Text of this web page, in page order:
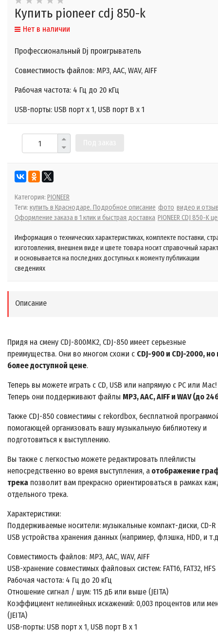
Купить pioneer cdj 850-k
Нет в наличии
Профессиональный Dj проигрыватель
Совместимость файлов: MP3, AAC, WAV, AIFF
Рабочая частота: 4 Гц до 20 кГц
USB-порты: USB порт х 1, USB порт B х 1
Категория: PIONEER
Теги: купить в Краснодаре. Подробное описание фото видео и
Оформление заказа в 1 клик и быстрая доставка PIONEER CDJ 850-K
Информация о технических характеристиках, комплекте поставки,
изготовления, внешнем виде и цвете товара носит справочный
и основывается на последних доступных к моменту публикации
сведениях
Описание
Придя на смену CDJ-800MK2, CDJ-850 имеет серьезные
преимущества. Они во многом схожи с CDJ-900 и CDJ-2000, но
более доступной цене.
Теперь вы можете играть с CD, USB или напрямую с PC или Mac!
Теперь они поддерживают файлы MP3, AAC, AIFF и WAV (до
Также CDJ-850 совместимы с rekordbox, бесплатной
помогающей организовать вашу музыкальную библиотеку и
подготовиться к выступлению.
Вы также с легкостью можете редактировать плейлисты
непосредственно во время выступления, а отображение
трека позволит вам прекрасно ориентироваться в рамках
отдельного трека.
Характеристики:
Поддерживаемые носители: музыкальные компакт-диски, CD-R
USB устройства хранения данных (например, флэшка, HDD, и
Совместимость файлов: MP3, AAC, WAV, AIFF
USB-хранение совместимых файловых систем: FAT16, FAT32, HFS
Рабочая частота: 4 Гц до 20 кГц
Отношение сигнал / шум: 115 дБ или выше (JEITA)
Коэффициент нелинейных искажений: 0,003 процентов или
(JEITA)
USB-порты: USB порт х 1, USB порт B х 1